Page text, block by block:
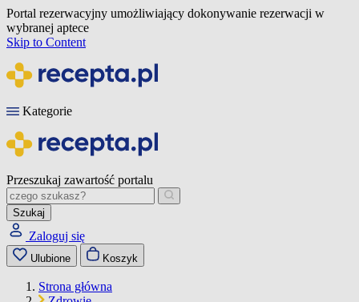
Portal rezerwacyjny umożliwiający dokonywanie rezerwacji w
wybranej aptece
Skip to Content
Kategorie
Przeszukaj zawartość portalu
Szukaj
Zaloguj się
Ulubione Koszyk
Strona główna